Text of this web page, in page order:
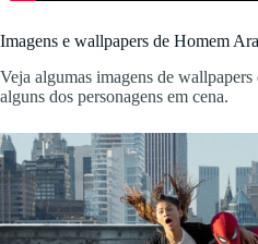
Imagens e wallpapers de Homem
Veja algumas imagens de
alguns dos personagens em cena.